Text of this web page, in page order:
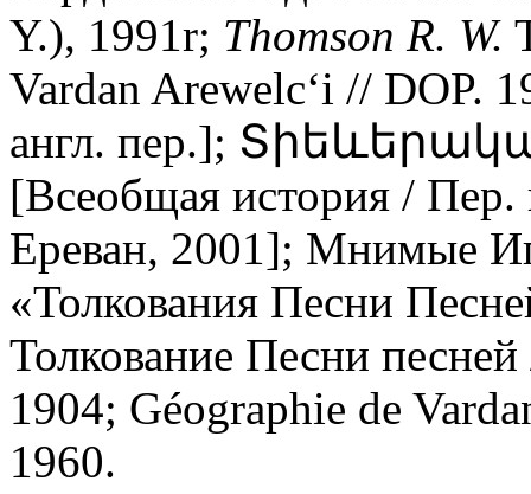
Y.), 1991r; Thomson R. W.
Vardan Arewelc‘i // DOP.
англ. пер.];
[Всеобщая история / Пер.
Ереван, 2001]; Мнимые
«Толкования Пeсни
Толкование Песни
1904; Géographie de
1960.